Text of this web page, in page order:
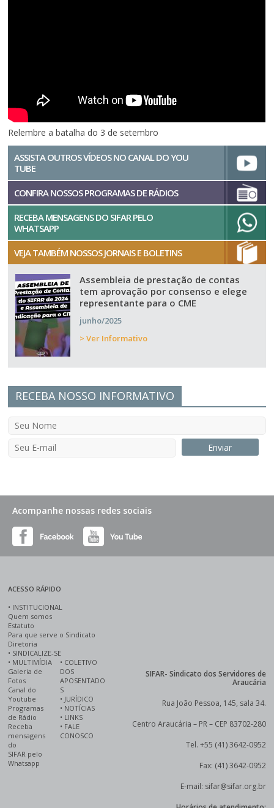
Relembre a batalha do 3 de setembro
ASSISTA OUTROS VÍDEOS NO CANAL DO YOU
TUBE
CONFIRA NOSSOS PROGRAMAS DE RÁDIOS
RECEBA MENSAGENS DO SIFAR PELO
WHATSAPP
VEJA TAMBÉM NOSSOS JORNAIS E BOLETINS
Assembleia de prestação de contas
tem aprovação por consenso e elege
representante para o CME
junho/2025
> Ver Informativo
RECEBA NOSSO INFORMATIVO
Acompanhe nossas redes sociais
ACESSO RÁPIDO
• INSTITUCIONAL
Quem somos
Estatuto
Para que serve o Sindicato
Diretoria
• SINDICALIZE-SE
• MULTIMÍDIA
Galeria de
Fotos
Canal do
Youtube
Programas
de Rádio
Receba
mensagens
do
SIFAR pelo
Whatsapp
• COLETIVO
DOS
APOSENTADO
S
• JURÍDICO
• NOTÍCIAS
• LINKS
• FALE
CONOSCO
SIFAR- Sindicato dos Servidores de
Araucária
Rua João Pessoa, 145, sala 34.
Centro Araucária – PR – CEP 83702-280
Tel. +55 (41) 3642-0952
Fax: (41) 3642-0952
E-mail: sifar@sifar.org.br